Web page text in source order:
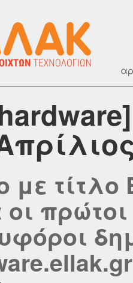
με τίτλο